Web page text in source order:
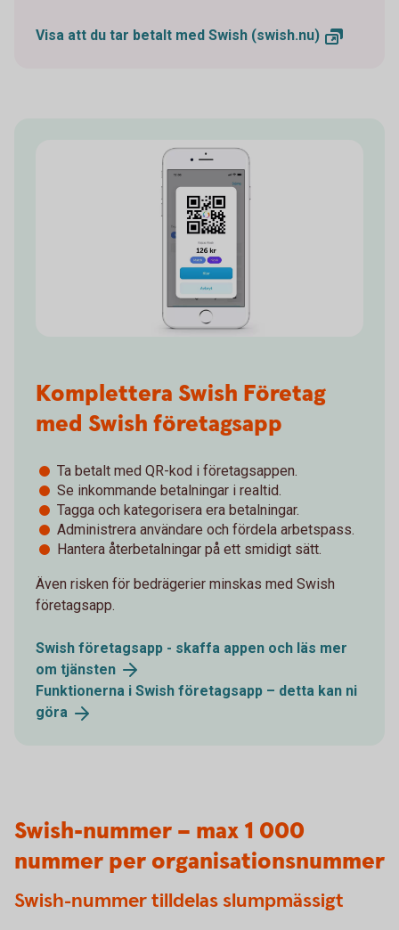
Visa att du tar betalt med Swish (swish.nu)
Komplettera Swish Företag
med Swish företagsapp
Ta betalt med QR-kod i företagsappen.
Se inkommande betalningar i realtid.
Tagga och kategorisera era betalningar.
Administrera användare och fördela arbetspass.
Hantera återbetalningar på ett smidigt sätt.
Även risken för bedrägerier minskas med Swish
företagsapp.
Swish företagsapp - skaffa appen och läs mer
om tjänsten
Funktionerna i Swish företagsapp – detta kan ni
göra
Swish-nummer – max 1 000
nummer per organisationsnummer
Swish-nummer tilldelas slumpmässigt